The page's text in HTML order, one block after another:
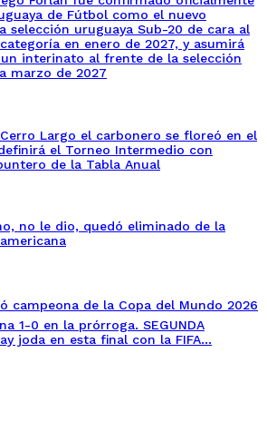
de Fútbol como el nuevo
selección uruguaya Sub-20 de cara al
en enero de 2027, y asumirá
interinato al frente de la selección
marzo de 2027
Largo el carbonero se floreó en el
el Torneo Intermedio con
de la Tabla Anual
no le dio, quedó eliminado de la
campeona de la Copa del Mundo 2026
1-0 en la prórroga. SEGUNDA
joda en esta final con la FIFA…